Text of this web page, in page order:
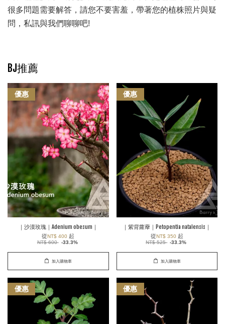
很多問題需要解答，請您不要害羞，帶著您的植株照片與疑
問，私訊與我們聊聊吧!
BJ推薦
優惠
｜沙漠玫瑰｜Adenium obesum｜
從NT$ 400起
NT$ 600 -33.3%
加入購物車
優惠
｜紫背蘿藦｜Petopentia natalensis｜
從NT$ 350 起
NT$ 525 -33.3%
加入購物車
優惠 優惠